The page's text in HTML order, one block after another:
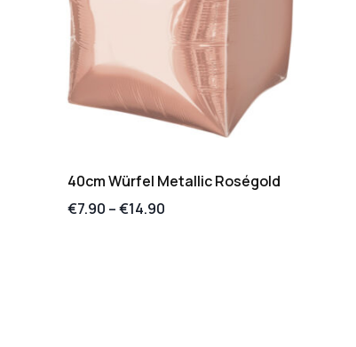
40cm Würfel Metallic Roségold
€7.90 –€14.90